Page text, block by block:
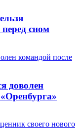
сном
доволен